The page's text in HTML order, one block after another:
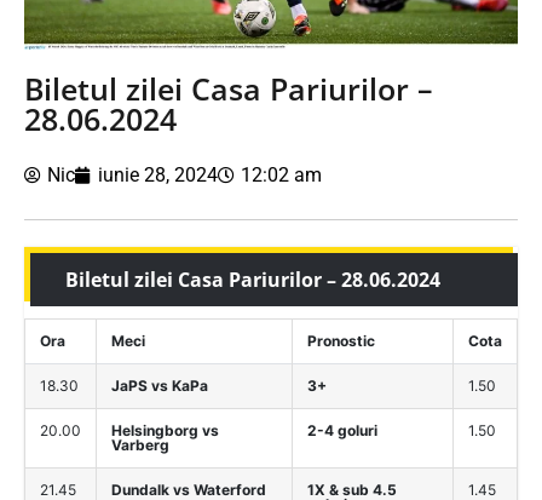
Biletul zilei Casa Pariurilor –
28.06.2024
Nic iunie 28, 2024 12:02 am
Biletul zilei Casa Pariurilor – 28.06.2024
Ora Meci Pronostic Cota
18.30 JaPS vs KaPa 3+ 1.50
20.00
Helsingborg vs
Varberg
2-4 goluri 1.50
21.45 Dundalk vs Waterford
1X & sub 4.5
1.45